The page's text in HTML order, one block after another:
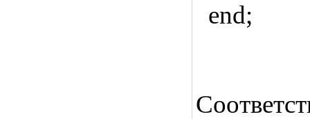
end;